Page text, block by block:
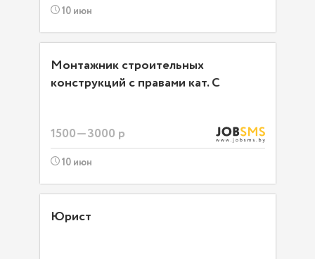
10 июн
Монтажник строительных
конструкций с правами кат. С
1500—3000 р
10 июн
Юрист